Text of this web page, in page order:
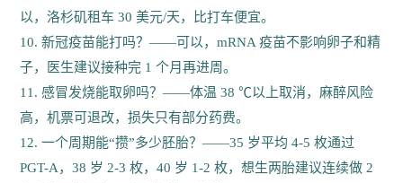
以，洛杉矶租车 30 美元/天，比打车便宜。
10. 新冠疫苗能打吗？——可以，mRNA 疫苗不影响卵子和精
子，医生建议接种完 1 个月再进周。
11. 感冒发烧能取卵吗？——体温 38 ℃以上取消，麻醉风险
高，机票可退改，损失只有部分药费。
12. 一个周期能“攒”多少胚胎？——35 岁平均 4-5 枚通过
PGT-A，38 岁 2-3 枚，40 岁 1-2 枚，想生两胎建议连续做 2